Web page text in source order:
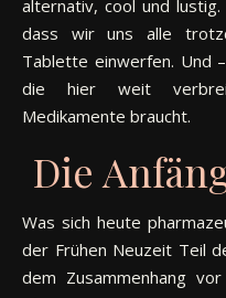
alternativ, cool und
dass wir uns alle
Tablette einwerfen. Und
die hier weit
Medikamente braucht.
Die
Was sich heute
der Frühen Neuzeit Teil
dem Zusammenhang